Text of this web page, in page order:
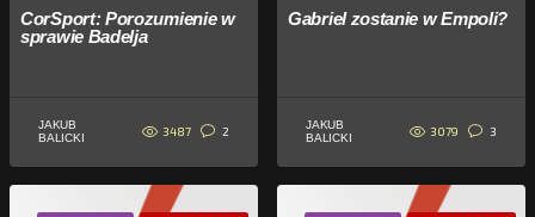
CorSport: Porozumienie w
sprawie Badelja
JAKUB
BALICKI
3487 2
Gabriel zostanie w Empoli?
JAKUB
BALICKI
3079 3